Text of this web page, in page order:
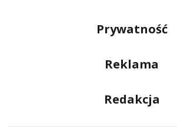
Prywatność
Reklama
Redakcja